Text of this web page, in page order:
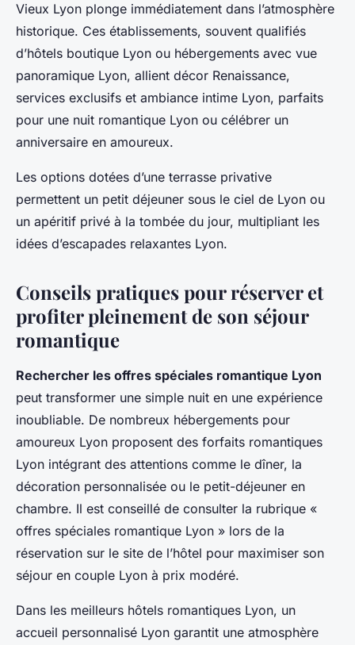
Vieux Lyon plonge immédiatement dans l’atmosphère
historique. Ces établissements, souvent qualifiés
d’hôtels boutique Lyon ou hébergements avec vue
panoramique Lyon, allient décor Renaissance,
services exclusifs et ambiance intime Lyon, parfaits
pour une nuit romantique Lyon ou célébrer un
anniversaire en amoureux.
Les options dotées d’une terrasse privative
permettent un petit déjeuner sous le ciel de Lyon ou
un apéritif privé à la tombée du jour, multipliant les
idées d’escapades relaxantes Lyon.
Conseils pratiques pour réserver et
profiter pleinement de son séjour
romantique
Rechercher les offres spéciales romantique Lyon
peut transformer une simple nuit en une expérience
inoubliable. De nombreux hébergements pour
amoureux Lyon proposent des forfaits romantiques
Lyon intégrant des attentions comme le dîner, la
décoration personnalisée ou le petit-déjeuner en
chambre. Il est conseillé de consulter la rubrique «
offres spéciales romantique Lyon » lors de la
réservation sur le site de l’hôtel pour maximiser son
séjour en couple Lyon à prix modéré.
Dans les meilleurs hôtels romantiques Lyon, un
accueil personnalisé Lyon garantit une atmosphère